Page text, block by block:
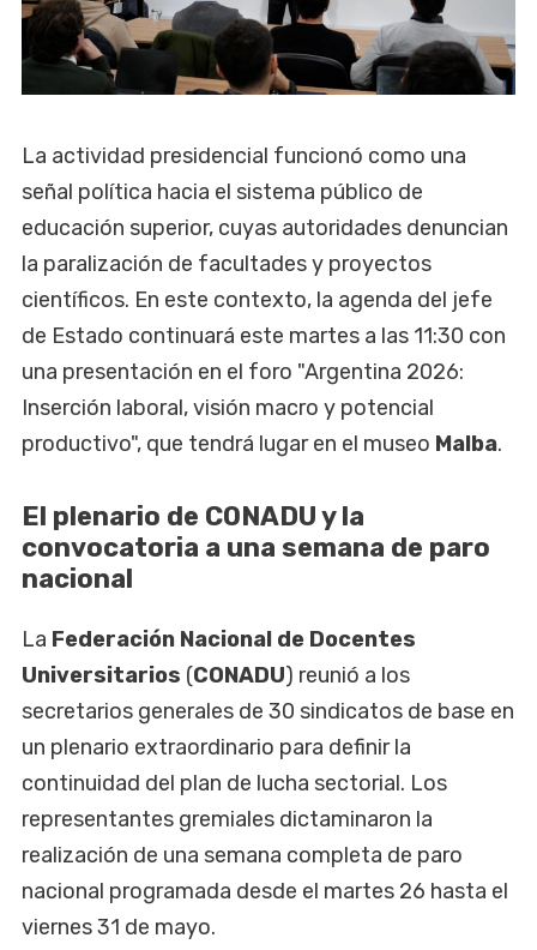
La actividad presidencial funcionó como una
señal política hacia el sistema público de
educación superior, cuyas autoridades denuncian
la paralización de facultades y proyectos
científicos. En este contexto, la agenda del jefe
de Estado continuará este martes a las 11:30 con
una presentación en el foro "Argentina 2026:
Inserción laboral, visión macro y potencial
productivo", que tendrá lugar en el museo Malba.
El plenario de CONADU y la
convocatoria a una semana de paro
nacional
La Federación Nacional de Docentes
Universitarios (CONADU) reunió a los
secretarios generales de 30 sindicatos de base en
un plenario extraordinario para definir la
continuidad del plan de lucha sectorial. Los
representantes gremiales dictaminaron la
realización de una semana completa de paro
nacional programada desde el martes 26 hasta el
viernes 31 de mayo.